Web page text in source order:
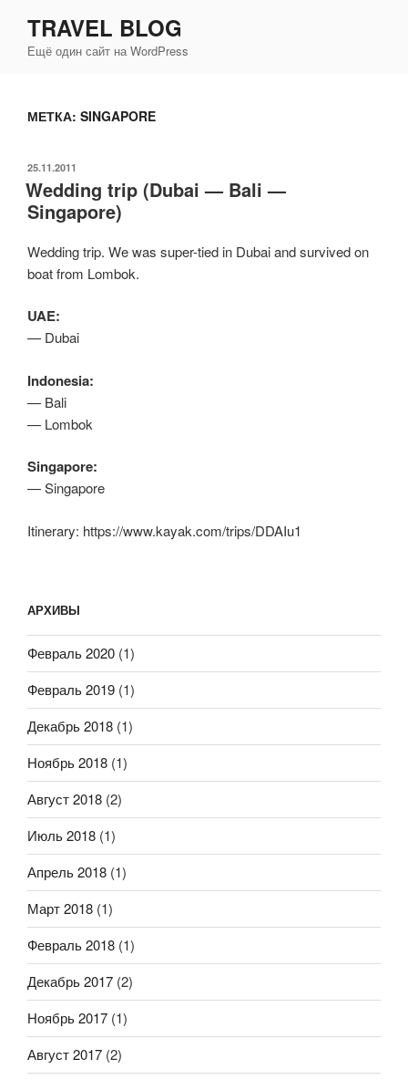
содержимому
TRAVEL BLOG
Ещё один сайт на WordPress
МЕТКА: SINGAPORE
ОПУБЛИКОВАНО
25.11.2011
Wedding trip (Dubai — Bali —
Singapore)
Wedding trip. We was super-tied in Dubai and survived on
boat from Lombok.
UAE:
— Dubai
Indonesia:
— Bali
— Lombok
Singapore:
— Singapore
Itinerary: https://www.kayak.com/trips/DDAIu1
АРХИВЫ
Февраль 2020 (1)
Февраль 2019 (1)
Декабрь 2018 (1)
Ноябрь 2018 (1)
Август 2018 (2)
Июль 2018 (1)
Апрель 2018 (1)
Март 2018 (1)
Февраль 2018 (1)
Декабрь 2017 (2)
Ноябрь 2017 (1)
Август 2017 (2)